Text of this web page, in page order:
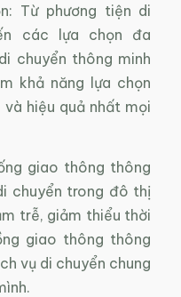
Từ phương tiện di
các lựa chọn đa
chuyển thông minh
khả năng lựa chọn
hiệu quả nhất mọi
giao thông thông
chuyển trong đô thị
trễ, giảm thiểu thời
giao thông thông
vụ di chuyển chung